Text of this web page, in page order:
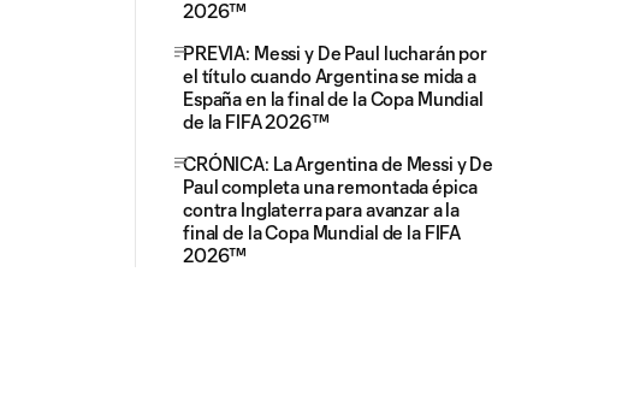
2026™
PREVIA: Messi y De Paul lucharán por
el título cuando Argentina se mida a
España en la final de la Copa Mundial
de la FIFA 2026™
CRÓNICA: La Argentina de Messi y De
Paul completa una remontada épica
contra Inglaterra para avanzar a la
final de la Copa Mundial de la FIFA
2026™